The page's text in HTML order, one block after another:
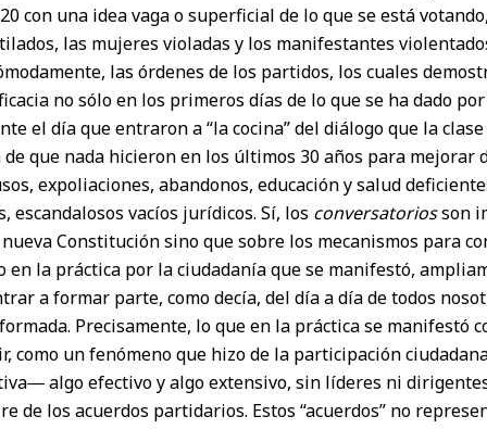
con una idea vaga o superficial de lo que se está
las mujeres violadas y los manifestantes
las órdenes de los partidos, los cuales
no sólo en los primeros días de lo que se ha dado
el día que entraron a “la cocina” del diálogo que la
de que nada hicieron en los últimos 30 años para mejorar
expoliaciones, abandonos, educación y salud
escandalosos vacíos jurídicos. Sí, los conversatoriosson
Constitución sino que sobre los mecanismos para
la práctica por la ciudadanía que se manifestó,
a formar parte, como decía, del día a día de todos
Precisamente, lo que en la práctica se manifestó
como un fenómeno que hizo de la participación
algo efectivo y algo extensivo, sin líderes ni
de los acuerdos partidarios. Estos “acuerdos” no